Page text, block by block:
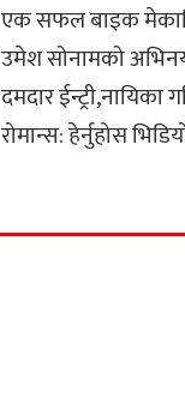
एक सफल बाइक
उमेश सोनामको अभिनय
दमदार ईन्ट्री,नायिका
रोमान्स: हेर्नुहोस